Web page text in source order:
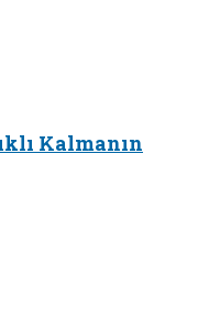
Kalmanın